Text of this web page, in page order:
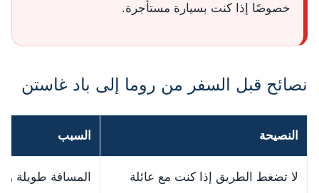
خصوصًا إذا كنت بسيارة مستأجرة.
نصائح قبل السفر من روما إلى باد غاستن
النصيحة السبب
لا تضغط الطريق إذا كنت مع عائلة المسافة طويلة